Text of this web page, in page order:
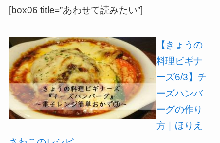
[box06 title=”あわせて読みたい”]
【きょうの
料理ビギナ
ーズ6/3】チ
ーズハンバ
ーグの作り
方｜ほりえ